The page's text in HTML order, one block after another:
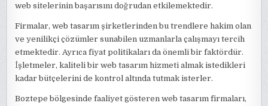
web sitelerinin başarısını doğrudan etkilemektedir.
Firmalar, web tasarım şirketlerinden bu trendlere hakim olan
ve yenilikçi çözümler sunabilen uzmanlarla çalışmayı tercih
etmektedir. Ayrıca fiyat politikaları da önemli bir faktördür.
İşletmeler, kaliteli bir web tasarım hizmeti almak istedikleri
kadar bütçelerini de kontrol altında tutmak isterler.
Boztepe bölgesinde faaliyet gösteren web tasarım firmaları,